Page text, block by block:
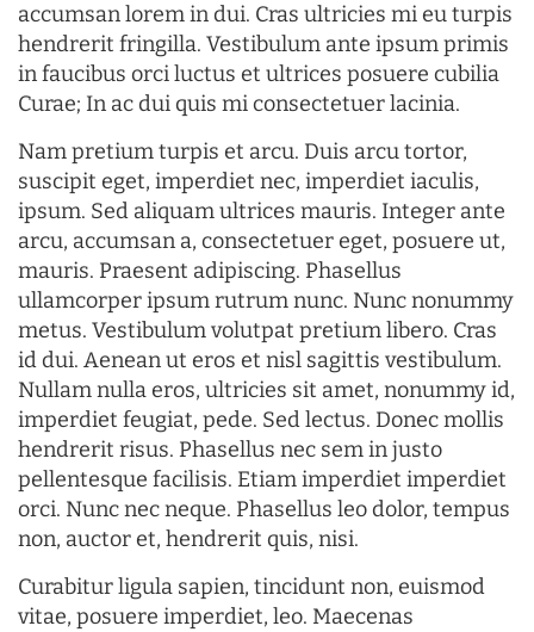
accumsan lorem in dui. Cras ultricies mi eu turpis
hendrerit fringilla. Vestibulum ante ipsum primis
in faucibus orci luctus et ultrices posuere cubilia
Curae; In ac dui quis mi consectetuer lacinia.
Nam pretium turpis et arcu. Duis arcu tortor,
suscipit eget, imperdiet nec, imperdiet iaculis,
ipsum. Sed aliquam ultrices mauris. Integer ante
arcu, accumsan a, consectetuer eget, posuere ut,
mauris. Praesent adipiscing. Phasellus
ullamcorper ipsum rutrum nunc. Nunc nonummy
metus. Vestibulum volutpat pretium libero. Cras
id dui. Aenean ut eros et nisl sagittis vestibulum.
Nullam nulla eros, ultricies sit amet, nonummy id,
imperdiet feugiat, pede. Sed lectus. Donec mollis
hendrerit risus. Phasellus nec sem in justo
pellentesque facilisis. Etiam imperdiet imperdiet
orci. Nunc nec neque. Phasellus leo dolor, tempus
non, auctor et, hendrerit quis, nisi.
Curabitur ligula sapien, tincidunt non, euismod
vitae, posuere imperdiet, leo. Maecenas